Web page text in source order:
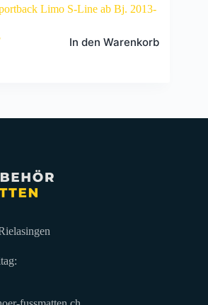
Limo S-Line ab Bj. 2013-
In den Warenkorb